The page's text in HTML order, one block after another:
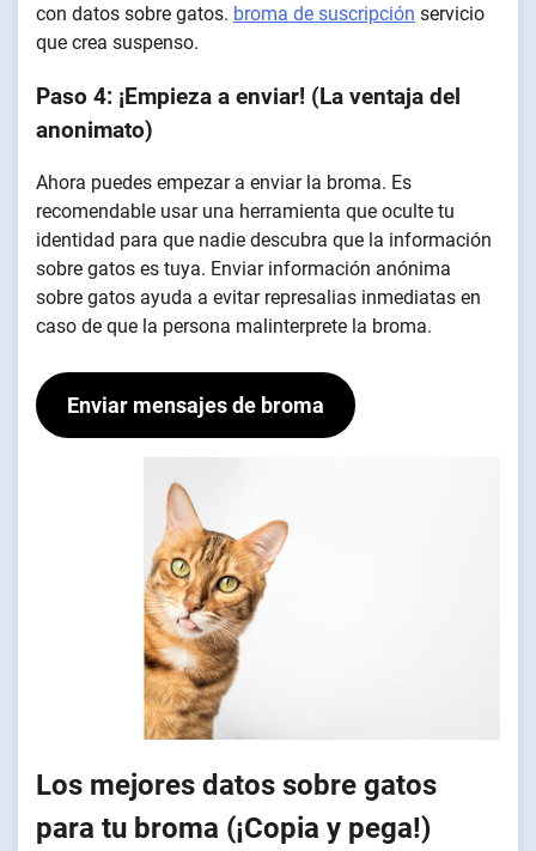
con datos sobre gatos. broma de suscripción servicio
que crea suspenso.
Paso 4: ¡Empieza a enviar! (La ventaja del
anonimato)
Ahora puedes empezar a enviar la broma. Es
recomendable usar una herramienta que oculte tu
identidad para que nadie descubra que la información
sobre gatos es tuya. Enviar información anónima
sobre gatos ayuda a evitar represalias inmediatas en
caso de que la persona malinterprete la broma.
Enviar mensajes de broma
Los mejores datos sobre gatos
para tu broma (¡Copia y pega!)